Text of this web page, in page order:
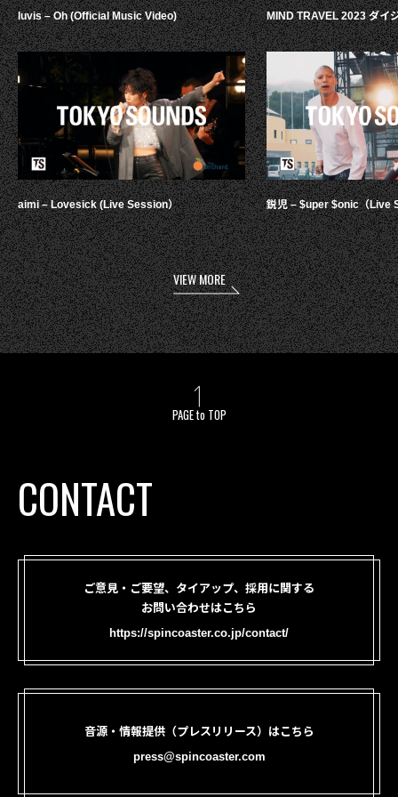
luvis – Oh (Official Music Video)
aimi – Lovesick (Live Session）
MIND TRAVEL 2023 ダイ
鋭児 – $uper $onic（Live
VIEW MORE
PAGE to TOP
CONTACT
ご意見・ご要望、タイアップ、採用に関する
お問い合わせはこちら
https://spincoaster.co.jp/contact/
音源・情報提供（プレスリリース）はこちら
press@spincoaster.com